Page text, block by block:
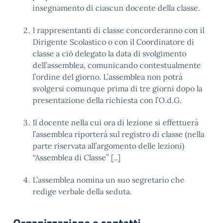
insegnamento di ciascun docente della classe.
I rappresentanti di classe concorderanno con il
Dirigente Scolastico o con il Coordinatore di
classe a ciò delegato la data di svolgimento
dell’assemblea, comunicando contestualmente
l’ordine del giorno. L’assemblea non potrà
svolgersi comunque prima di tre giorni dopo la
presentazione della richiesta con l’O.d.G.
Il docente nella cui ora di lezione si effettuerà
l’assemblea riporterà sul registro di classe (nella
parte riservata all’argomento delle lezioni)
“Assemblea di Classe” [..]
L’assemblea nomina un suo segretario che
redige verbale della seduta.